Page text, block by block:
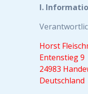
I.
Horst
Entenstieg 9
24983
Deutschland